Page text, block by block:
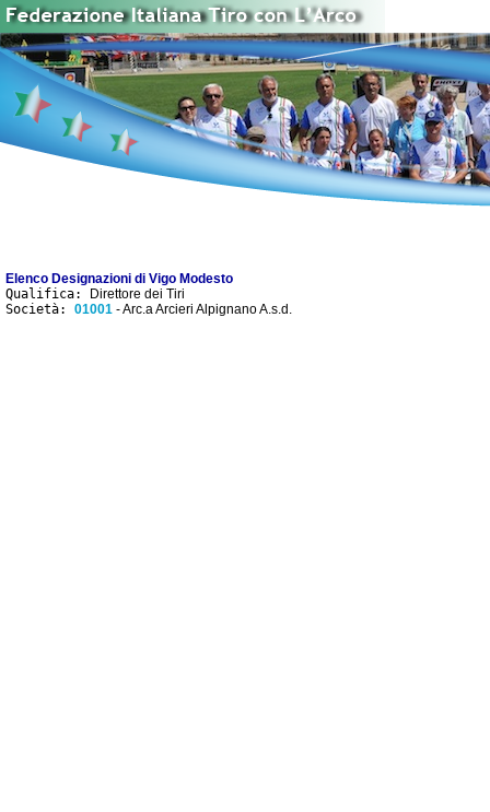
Elenco Designazioni di Vigo Modesto
Qualifica:
Direttore dei Tiri
Società: 01001 - Arc.a Arcieri Alpignano A.s.d.